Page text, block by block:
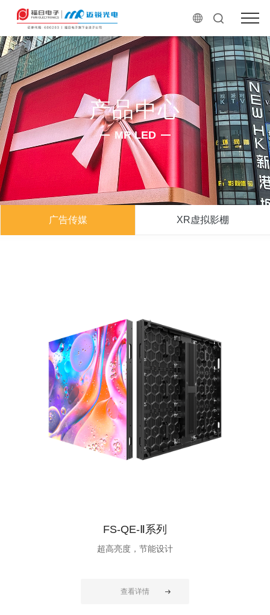
产品中心
MR LED
广告传媒 XR虚拟影棚
FS-QE-Ⅱ系列
超高亮度，节能设计
查看详情